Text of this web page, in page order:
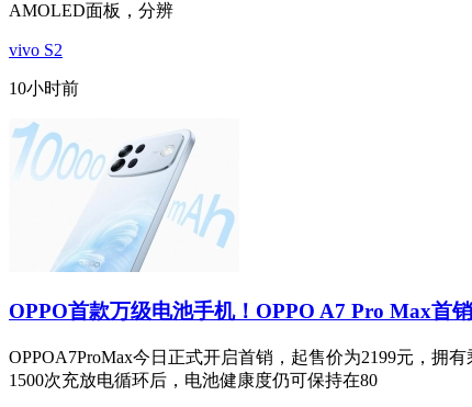
AMOLED面板，分辨
vivo S2
10小时前
OPPO首款万级电池手机！OPPO A7 Pro Max首
OPPOA7ProMax今日正式开启首销，起售价为2199元，拥
1500次充放电循环后，电池健康度仍可保持在80